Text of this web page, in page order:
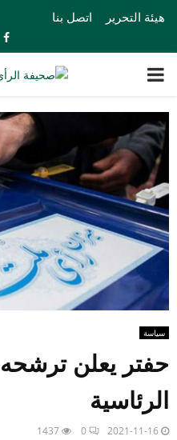
هيئة التحرير اتصل بنا
PRIMARY
MENU
سياسة
حفتر يعلن ترشحه
الرئاسية
2021-11-16
0
1437